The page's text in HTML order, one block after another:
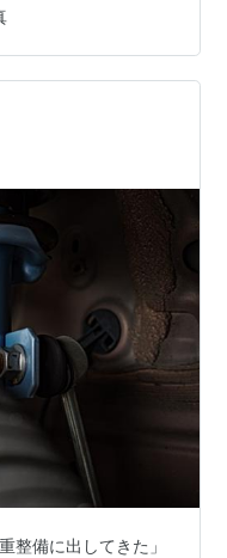
、ドライブが楽しく
に移ろい始めている
。 ちなみに、ステア
時に加入した延長
ましたが、助かり
整備に出してきた」